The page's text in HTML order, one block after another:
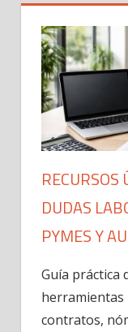
RECURSOS
DUDAS
PYMES Y
Guía práctica
herramientas
contratos,